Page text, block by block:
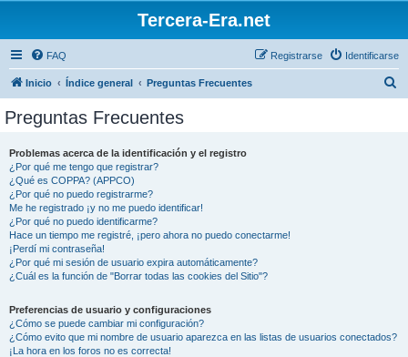
Tercera-Era.net
FAQ Identificarse
Registrarse
Inicio Índice general Preguntas Frecuentes
Preguntas Frecuentes
Problemas acerca de la identificación y el registro
¿Por qué me tengo que registrar?
¿Qué es COPPA? (APPCO)
¿Por qué no puedo registrarme?
Me he registrado ¡y no me puedo identificar!
¿Por qué no puedo identificarme?
Hace un tiempo me registré, ¡pero ahora no puedo conectarme!
¡Perdí mi contraseña!
¿Por qué mi sesión de usuario expira automáticamente?
¿Cuál es la función de "Borrar todas las cookies del Sitio"?
Preferencias de usuario y configuraciones
¿Cómo se puede cambiar mi configuración?
¿Cómo evito que mi nombre de usuario aparezca en las listas de usuarios conectados?
¡La hora en los foros no es correcta!